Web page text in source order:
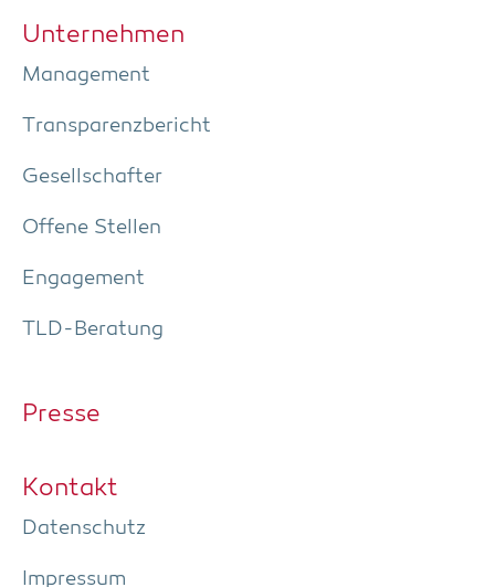
Unter­neh­men
Manage­ment
Trans­pa­renz­be­richt
Gesell­schaf­ter
Offe­ne Stellen
Enga­ge­ment
TLD-Bera­tung
Pres­se
Kon­takt
Daten­schutz
Impres­sum